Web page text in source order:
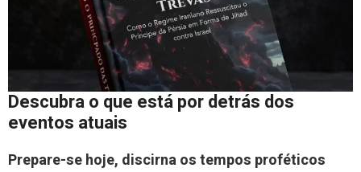
Descubra o que está por detrás dos
eventos atuais
Prepare-se hoje, discirna os tempos proféticos